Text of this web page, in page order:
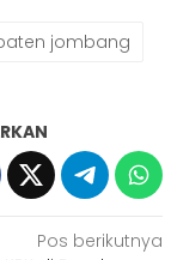
jombang
Pos berikutnya